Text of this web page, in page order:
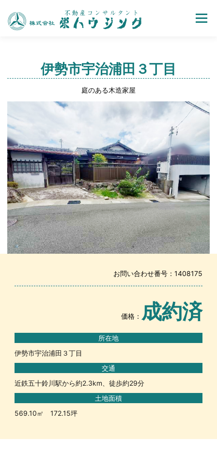
Menu
ホーム
伊勢市宇治浦田３丁目
庭のある木造家屋
お問い合わせ番号：1408175
価格： 成約済
所在地
伊勢市宇治浦田３丁目
交通
近鉄五十鈴川駅から約2.3km、徒歩約29分
土地面積
569.10㎡ 172.15坪